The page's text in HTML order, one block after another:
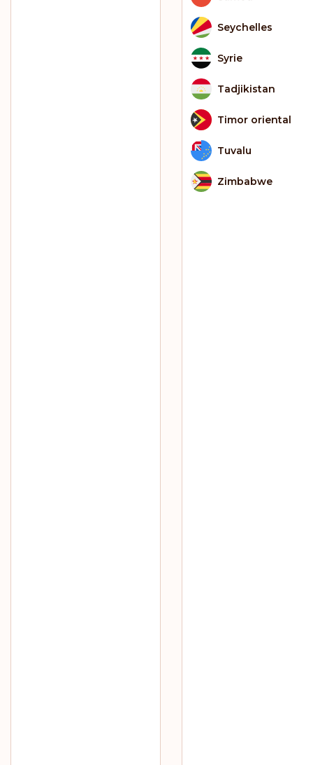
Seychelles
Syrie
Tadjikistan
Timor oriental
Tuvalu
Zimbabwe